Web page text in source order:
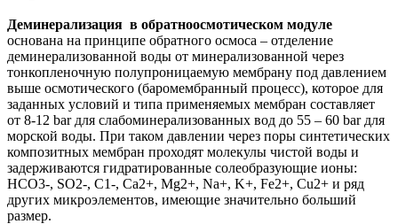
Деминерализация в обратноосмотическом модуле
основана на принципе обратного осмоса – отделение
деминерализованной воды от минерализованной через
тонкопленочную полупроницаемую мембрану под давлением
выше осмотического (баромембранный процесс), которое для
заданных условий и типа применяемых мембран составляет
от 8-12 bar для слабоминерализованных вод до 55 – 60 bar для
морской воды. При таком давлении через поры синтетических
композитных мембран проходят молекулы чистой воды и
задерживаются гидратированные солеобразующие ионы:
НСО3-, SO2-, С1-, Са2+, Mg2+, Na+, K+, Fe2+, Cu2+ и ряд
других микроэлементов, имеющие значительно больший
размер.